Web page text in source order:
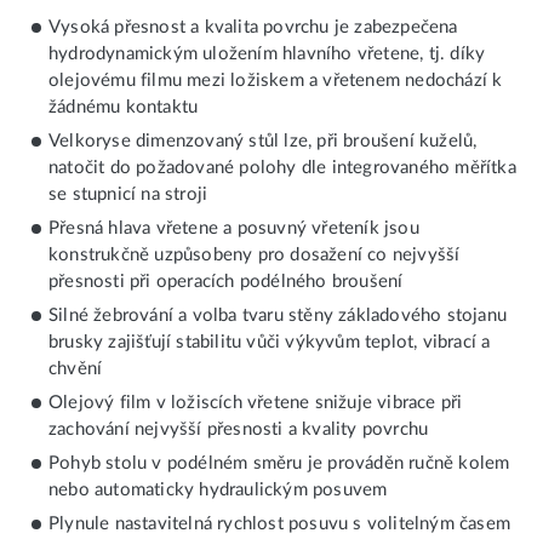
Vysoká přesnost a kvalita povrchu je zabezpečena
hydrodynamickým uložením hlavního vřetene, tj. díky
olejovému filmu mezi ložiskem a vřetenem nedochází k
žádnému kontaktu
Velkoryse dimenzovaný stůl lze, při broušení kuželů,
natočit do požadované polohy dle integrovaného měřítka
se stupnicí na stroji
Přesná hlava vřetene a posuvný vřeteník jsou
konstrukčně uzpůsobeny pro dosažení co nejvyšší
přesnosti při operacích podélného broušení
Silné žebrování a volba tvaru stěny základového stojanu
brusky zajišťují stabilitu vůči výkyvům teplot, vibrací a
chvění
Olejový film v ložiscích vřetene snižuje vibrace při
zachování nejvyšší přesnosti a kvality povrchu
Pohyb stolu v podélném směru je prováděn ručně kolem
nebo automaticky hydraulickým posuvem
Plynule nastavitelná rychlost posuvu s volitelným časem